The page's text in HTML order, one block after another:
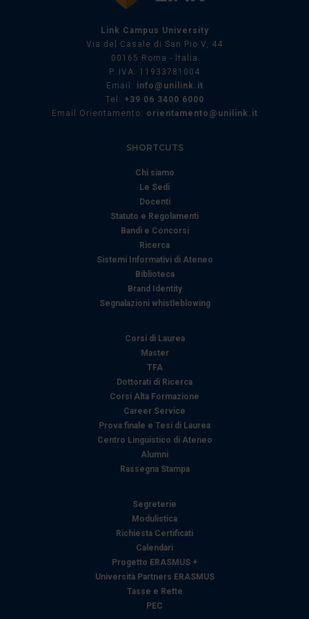
Link Campus University
Via del Casale di San Pio V, 44
00165 Roma - Italia
P. IVA: 11933781004
Email: info@unilink.it
Tel: +39 06 3400 6000
Email Orientamento: orientamento@unilink.it
SHORTCUTS
Chi siamo
Le Sedi
Docenti
Statuto e Regolamenti
Bandi e Concorsi
Ricerca
Sistemi Informativi di Ateneo
Biblioteca
Brand Identity
Segnalazioni whistleblowing
Corsi di Laurea
Master
TFA
Dottorati di Ricerca
Corsi Alta Formazione
Career Service
Prova finale e Tesi di Laurea
Centro Linguistico di Ateneo
Alumni
Rassegna Stampa
Segreterie
Modulistica
Richiesta Certificati
Calendari
Progetto ERASMUS +
Università Partners ERASMUS
Tasse e Rette
PEC